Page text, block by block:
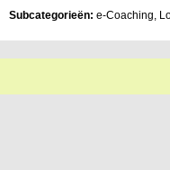
Subcategorieën: e-Coaching,